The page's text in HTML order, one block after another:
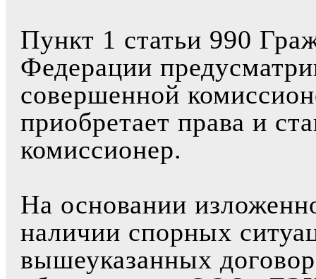
Пункт 1 статьи 990
Федерации
совершенной
приобретает права и
комиссионер.
На основании
наличии спорных
вышеуказанных